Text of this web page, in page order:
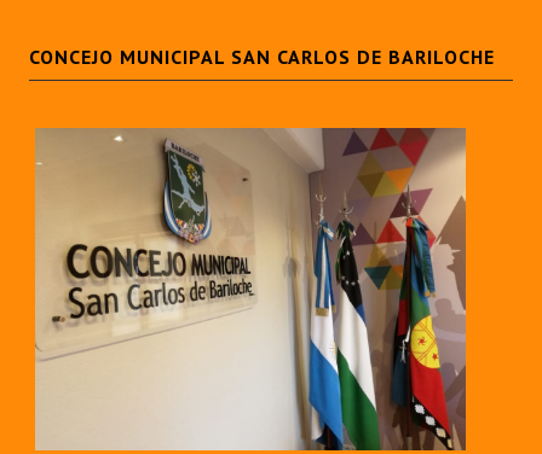
CONCEJO MUNICIPAL SAN CARLOS DE BARILOCHE